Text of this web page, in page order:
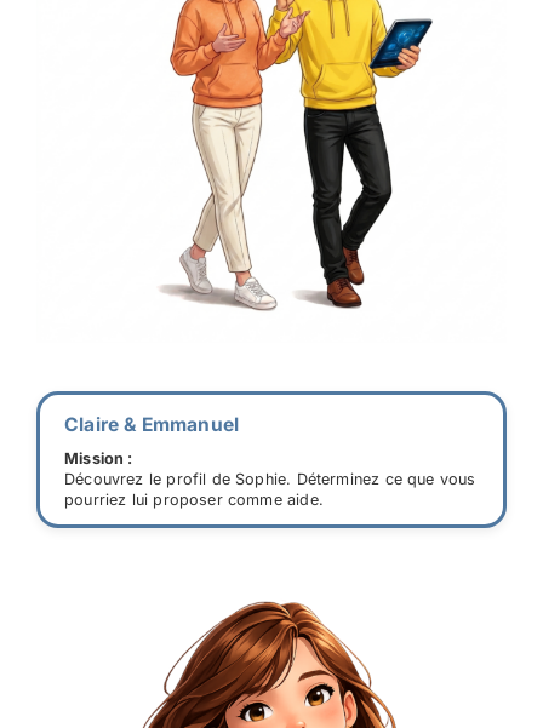
Claire & Emmanuel
Mission :
Découvrez le profil de Sophie. Déterminez ce que vous
pourriez lui proposer comme aide.